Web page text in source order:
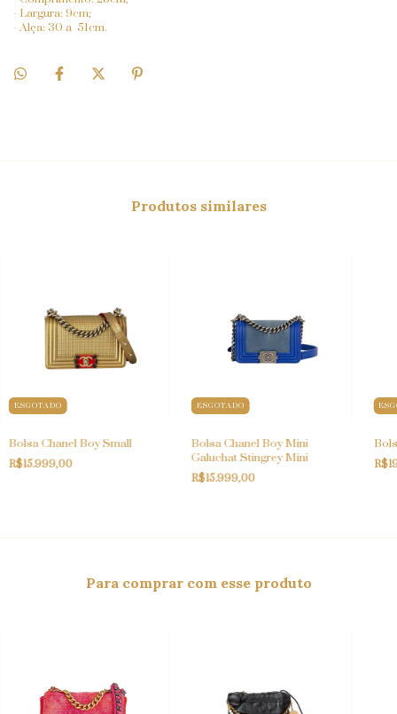
- Largura: 9cm;
- Alça: 30 a 51cm.
Produtos similares
ESGOTADO
Bolsa Chanel Boy Small
R$15.999,00
ESGOTADO
Bolsa Chanel Boy Mini
Galuchat Stingrey Mini
R$15.999,00
Para comprar com esse produto